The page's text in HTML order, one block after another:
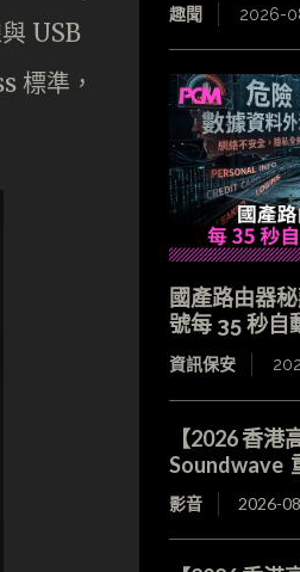
USB
標準，
趣聞 2026-
國產路由器
號每 35 秒自
資訊保安
【2026 香港
Soundwave
影音 2026-